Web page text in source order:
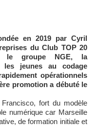
en 2019 par Cyril
du Club TOP 20
le groupe NGE, la
jeunes au codage
opérationnels
promotion a débuté le
fort du modèle
numérique car Marseille
de formation initiale et